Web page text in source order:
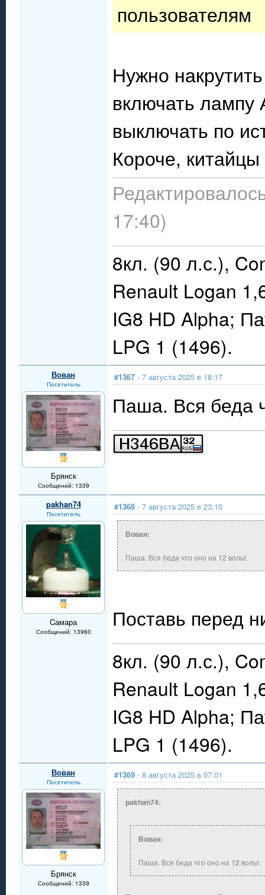
пользователям
Нужно
включать
выключать по
Короче,
17:40)
8кл. (90 л.с.),
Renault Logan
IG8 HD Alpha;
LPG 1 (1496).
Вован
Посетитель
Брянск
Сообщений: 1339
#1367 - 7 августа 2025 в 18:17
Паша. Вся беда
pakhan74
Посетитель
Cамара
Сообщений: 13960
#1368 - 7 августа 2025 в 23:10
Вован:
Паша. Вся беда что оно на 12 вольт.
Поставь перед
8кл. (90 л.с.),
Renault Logan
IG8 HD Alpha;
LPG 1 (1496).
Вован
Посетитель
Брянск
Сообщений: 1339
#1369 - 8 августа 2025 в 07:01
pakhan74:
Вован:
Паша. Вся беда что оно на 12 вольт.